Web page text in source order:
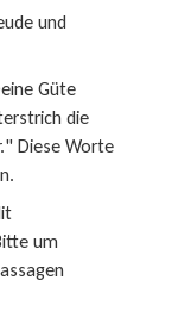
und
Güte
die
Diese Worte
um